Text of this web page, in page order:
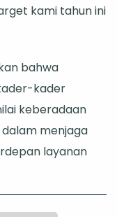
kami tahun ini
bahwa
kader
keberadaan
menjaga
layanan